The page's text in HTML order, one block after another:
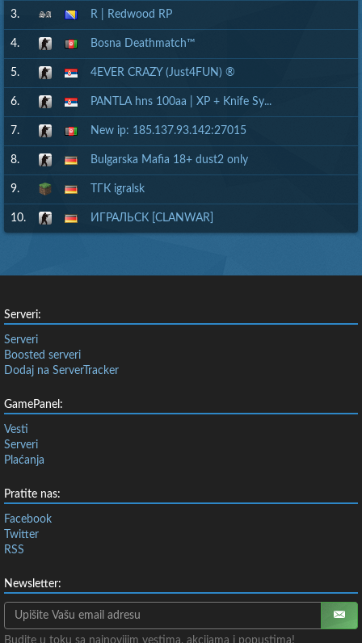
3. R | Redwood RP
4. Bosna Deathmatch™
5. 4EVER CRAZY (Just4FUN) ®
6. PANTLA hns 100aa | XP + Knife Sy...
7. New ip: 185.137.93.142:27015
8. Bulgarska Mafia 18+ dust2 only
9. ТГК igralsk
10. ИГРАЛЬСК [CLANWAR]
Serveri:
Serveri
Boosted serveri
Dodaj na ServerTracker
GamePanel:
Vesti
Serveri
Plaćanja
Pratite nas:
Facebook
Twitter
RSS
Newsletter:
Budite u toku sa najnovijim vestima, akcijama i popustima!